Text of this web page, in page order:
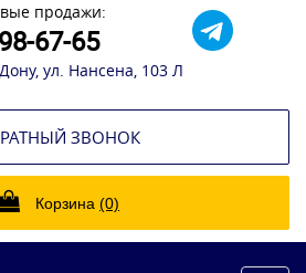
продажи:
67-65
ул. Нансена, 103 Л
ЗВОНОК
Корзина (0)